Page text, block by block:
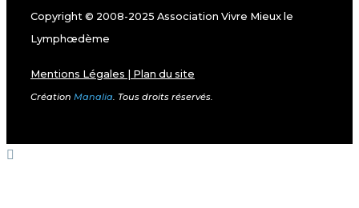
Copyright © 2008-2025 Association Vivre Mieux le
Lymphœdème
Mentions Légales Plan du site
Création Manalia. Tous droits réservés.